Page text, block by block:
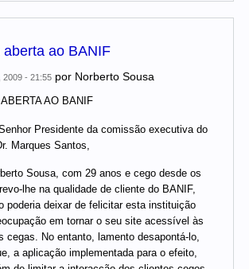
aberta ao BANIF
2009 - 21:55 por Norberto Sousa
AO BANIF
Presidente da comissão executiva do
Marques Santos,
Sousa, com 29 anos e cego desde os
lhe na qualidade de cliente do BANIF,
poderia deixar de felicitar esta instituição
em tornar o seu site acessível às
cegas. No entanto, lamento desapontá-lo,
a aplicação implementada para o efeito,